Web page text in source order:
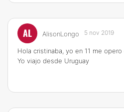
AL AlisonLongo 5 nov 2019
Hola cristinaba, yo en 11 me
Yo viajo desde Uruguay